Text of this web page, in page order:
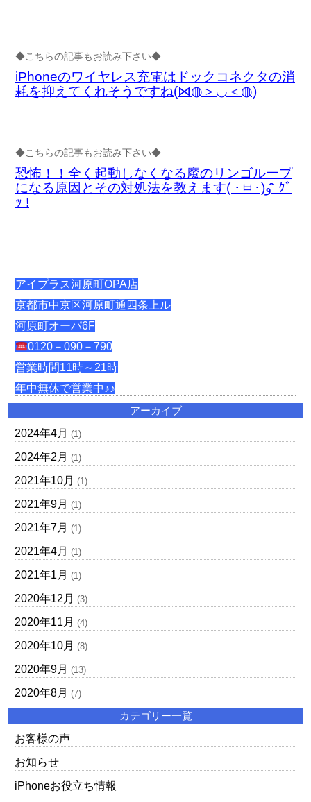
◆こちらの記事もお読み下さい◆
iPhoneのワイヤレス充電はドックコネクタの消
耗を抑えてくれそうですね(⋈◍＞◡＜◍)
◆こちらの記事もお読み下さい◆
恐怖！！全く起動しなくなる魔のリンゴループ
になる原因とその対処法を教えます( ･ㅂ･)و ̑̑ ｸﾞ
ｯ !
アイプラス河原町OPA店
京都市中京区河原町通四条上ル
河原町オーパ6F
0120－090－790
営業時間11時～21時
年中無休で営業中♪♪
アーカイブ
2024年4月 (1)
2024年2月 (1)
2021年10月 (1)
2021年9月 (1)
2021年7月 (1)
2021年4月 (1)
2021年1月 (1)
2020年12月 (3)
2020年11月 (4)
2020年10月 (8)
2020年9月 (13)
2020年8月 (7)
カテゴリー一覧
お客様の声
お知らせ
iPhoneお役立ち情報